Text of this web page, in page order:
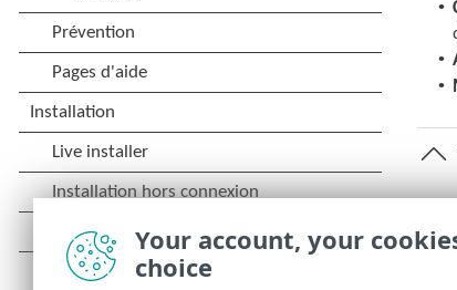
•
•
•
Your account, your
choice